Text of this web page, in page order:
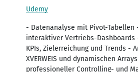
Udemy
- Datenanalyse mit Pivot-Tabellen
interaktiver Vertriebs-Dashboards
KPIs, Zielerreichung und Trends -
XVERWEIS und dynamischen
professioneller Controlling- und